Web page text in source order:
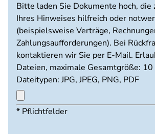
Dokumente
hochladen
Bitte laden Sie Dokumente hoch, die
Ihres Hinweises hilfreich oder
(beispielsweise Verträge,
Zahlungsaufforderungen). Bei
kontaktieren wir Sie per E-Mail.
Dateien, maximale Gesamtgröße:
Dateitypen: JPG, JPEG, PNG, PDF
Maximal
* Pflichtfelder